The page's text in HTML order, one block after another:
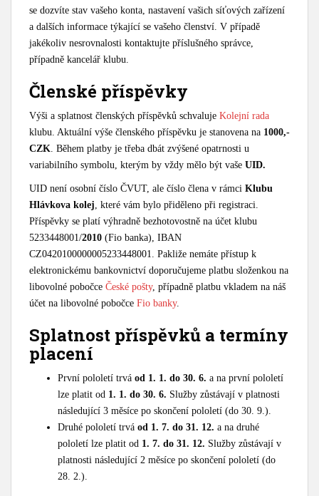
se dozvíte stav vašeho konta, nastavení vašich síťových zařízení
a dalších informace týkající se vašeho členství. V případě
jakékoliv nesrovnalosti kontaktujte příslušného správce,
případně kancelář klubu.
Členské příspěvky
Výši a splatnost členských příspěvků schvaluje Kolejní rada
klubu. Aktuální výše členského příspěvku je stanovena na 1000,-
CZK. Během platby je třeba dbát zvýšené opatrnosti u
variabilního symbolu, kterým by vždy mělo být vaše UID.
UID není osobní číslo ČVUT, ale číslo člena v rámci Klubu
Hlávkova kolej, které vám bylo přiděleno při registraci.
Příspěvky se platí výhradně bezhotovostně na účet klubu
5233448001/2010 (Fio banka), IBAN
CZ0420100000005233448001. Pakliže nemáte přístup k
elektronickému bankovnictví doporučujeme platbu složenkou na
libovolné pobočce České pošty, případně platbu vkladem na náš
účet na libovolné pobočce Fio banky.
Splatnost příspěvků a termíny
placení
První pololetí trvá od 1. 1. do 30. 6. a na první pololetí
lze platit od 1. 1. do 30. 6. Služby zůstávají v platnosti
následující 3 měsíce po skončení pololetí (do 30. 9.).
Druhé pololetí trvá od 1. 7. do 31. 12. a na druhé
pololetí lze platit od 1. 7. do 31. 12. Služby zůstávají v
platnosti následující 2 měsíce po skončení pololetí (do
28. 2.).